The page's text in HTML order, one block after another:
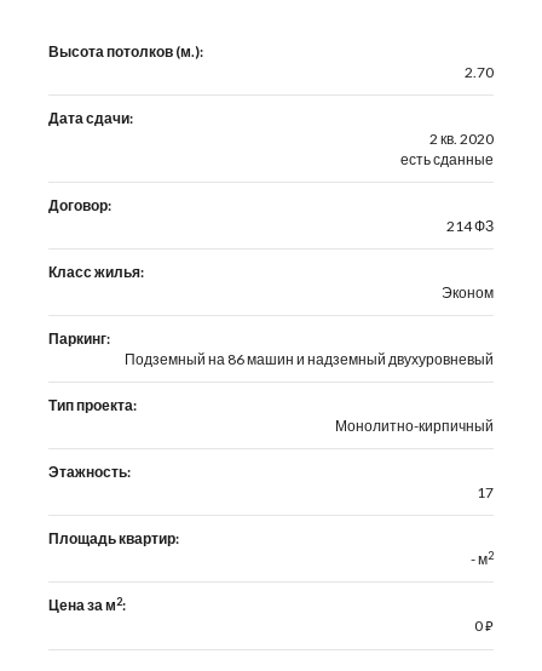
Высота потолков (м.):
2.70
Дата сдачи:
2 кв. 2020
есть сданные
Договор:
214 ФЗ
Класс жилья:
Эконом
Паркинг:
Подземный на 86 машин и надземный двухуровневый
Тип проекта:
Монолитно-кирпичный
Этажность:
17
Площадь квартир:
- м2
Цена за м2:
0⃏